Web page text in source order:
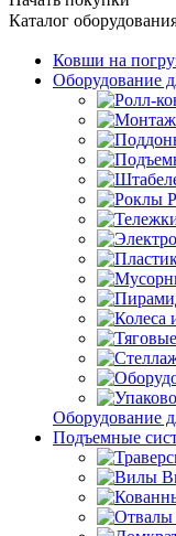
Каталог
Ковши на
Оборудование
Оборудование
Подъемные